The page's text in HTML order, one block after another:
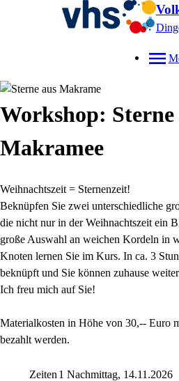
Workshop:
Makramee
Weihnachtszeit = Sternenzeit!
Beknüpfen Sie zwei unterschiedliche
die nicht nur in der Weihnachtszeit ein
große Auswahl an weichen Kordeln in
Knoten lernen Sie im Kurs. In ca. 3
beknüpft und Sie können zuhause
Ich freu mich auf Sie!
Materialkosten in Höhe von 30,-- Euro
bezahlt werden.
Zeiten 1 Nachmittag, 14.11.2026